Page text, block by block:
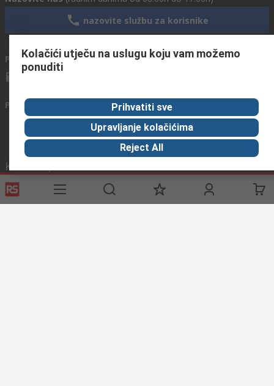
nazovite službu za korisnike
Pošaljite nam email obično odgovaramo u roku od 24h
Povežite se s nama
Korisne poveznice
Usluge
Registrirajte
O RS-u
O RS-u
Industrijska
Industrijska Zona
Kolačići utječu na uslugu koju vam možemo
ponuditi
Prihvatiti sve
Upravljanje kolačićima
Reject All